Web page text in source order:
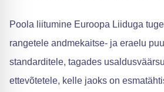
Poola liitumine Euroopa Liiduga
rangetele andmekaitse- ja eraelu
standarditele, tagades
ettevõtetele, kelle jaoks on